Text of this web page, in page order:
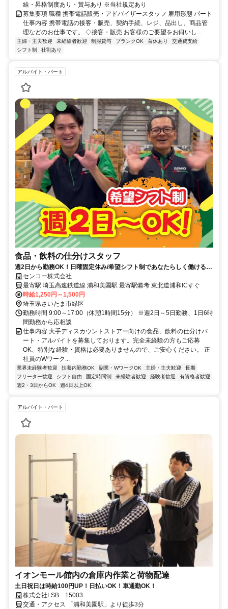
給・昇格制度あり・賞与あり ※当社規定あり
募集要項 職種 携帯電話販売・アドバイザースタッフ 雇用形態 パート
仕事内容 携帯電話の接客・販売、契約手続、レジ、品出し、商品管
理などのお仕事です。 ◇接客・販売 お客様のご要望をお伺いし...
主婦・主夫歓迎 未経験者歓迎 制服貸与 ブランクOK 育休あり
交通費支給
シフト制
社割あり
アルバイト・パート
食品・飲料の仕分けスタッフ
週2日から勤務OK！日曜固定休み/希望シフト制であなたらしく働けるお
仕事です！
センコー株式会社
最寄駅 埼玉高速鉄道線 浦和美園駅 最寄駅備考 東北道浦和ICすぐ
時給1,250円～1,500円
埼玉県さいたま市緑区
勤務時間 9:00～17:00（休憩1時間15分） ※週2日～5日勤務、1日6時
間勤務から応相談
仕事内容 大手ディスカウントストアー向けの食品、飲料の仕分けパ
ート・アルバイトを募集しております。完全未経験の方もご応募
OK、特別な経験・資格は必要ありませんので、ご安心ください。 正
社員のWワーク...
業界未経験者歓迎 扶養内勤務OK 副業・WワークOK 主婦・主夫歓迎
長期
フリーター歓迎
シフト自由 固定時間制 未経験者歓迎 経験者歓迎
有資格者歓迎
週2・3日からOK
週4日以上OK
アルバイト・パート
イオンモール館内の倉庫内作業と荷物配達
土日祝日は時給100円UP！日払いOK！車通勤OK！
株式会社LSB 15003
交通・アクセス 「浦和美園駅」より徒歩3分